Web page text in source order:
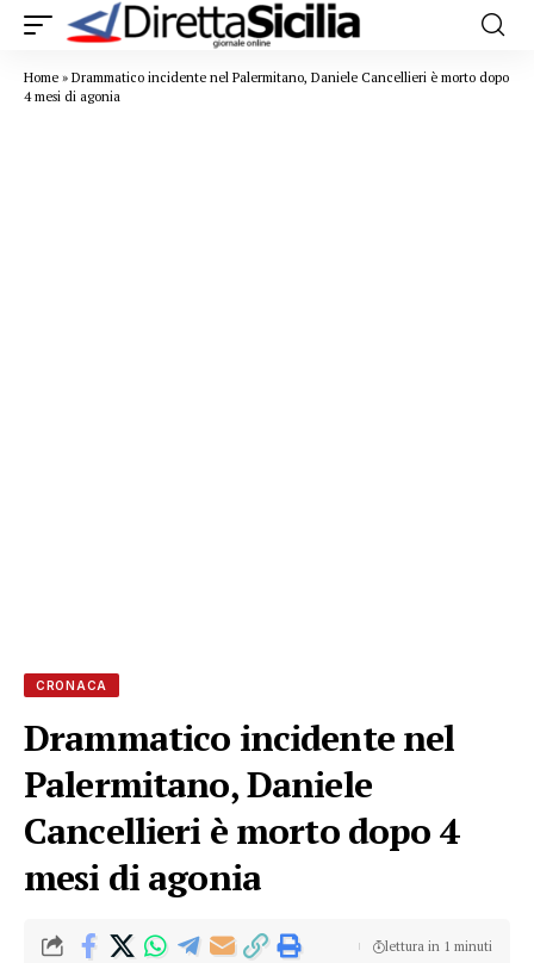
Home » Drammatico incidente nel Palermitano, Daniele Cancellieri è morto dopo
4 mesi di agonia
CRONACA
Drammatico incidente nel
Palermitano, Daniele
Cancellieri è morto dopo 4
mesi di agonia
lettura in 1 minuti